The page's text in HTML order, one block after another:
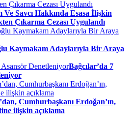
Ve Savcı Hakkında Esasa İlişkin
Çıkarma Cezası Uygulandı
Kaymakam Adaylarıyla Bir Araya
Bağcılar’da 7
Cumhurbaşkanı Erdoğan’ın,
ilişkin açıklama